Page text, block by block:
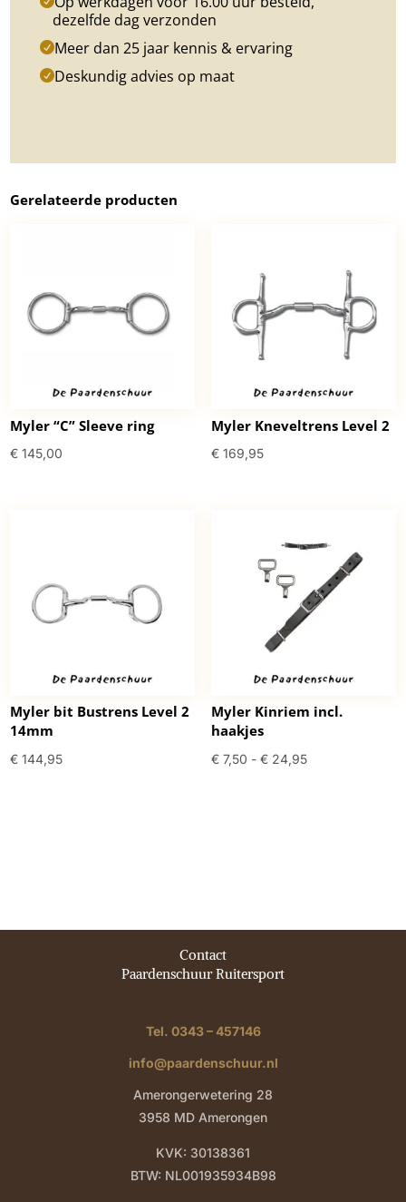
dezelfde dag verzonden
Meer dan 25 jaar kennis & ervaring
Deskundig advies op maat
Gerelateerde producten
Myler “C” Sleeve ring
€ 145,00
Myler Kneveltrens Level 2
€169,95
Myler bit Bustrens Level 2
14mm
€ 144,95
Myler Kinriem incl.
haakjes
€7,50 - €24,95Prijsklasse:
Contact
Paardenschuur Ruitersport
Tel. 0343 – 457146
info@paardenschuur.nl
Amerongerwetering 28
3958 MD Amerongen
KVK: 30138361
BTW: NL001935934B98